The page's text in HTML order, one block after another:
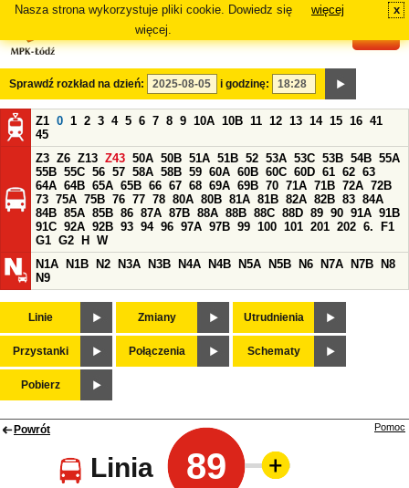
Nasza strona wykorzystuje pliki cookie. Dowiedz się
więcej.
więcej x
Sprawdź rozkład na dzień: i godzinę:
Z1 0 1 2 3 4 5 6 7 8 9 10A 10B 11 12 13 14 15 16 41
45
Z3 Z6 Z13 Z43 50A 50B 51A 51B 52 53A 53C 53B 54B 55A
55B 55C 56 57 58A 58B 59 60A 60B 60C 60D 61 62 63
64A 64B 65A 65B 66 67 68 69A 69B 70 71A 71B 72A 72B
73 75A 75B 76 77 78 80A 80B 81A 81B 82A 82B 83 84A
84B 85A 85B 86 87A 87B 88A 88B 88C 88D 89 90 91A 91B
91C 92A 92B 93 94 96 97A 97B 99 100 101 201 202 6.
F1
G1 G2 H
W
N1A
N1B N2 N3A N3B N4A N4B N5A N5B N6 N7A N7B
N8
N9
Linie Zmiany Utrudnienia
Przystanki Połączenia Schematy
Pobierz
Powrót
Linia 89
Pomoc